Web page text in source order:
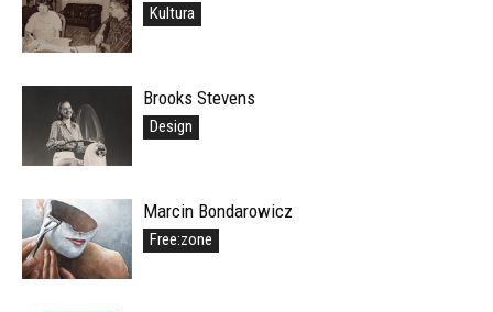
Kultura
Brooks Stevens
Design
Marcin Bondarowicz
Free:zone